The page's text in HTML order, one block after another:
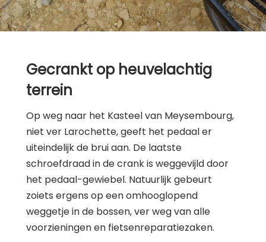
Gecrankt op heuvelachtig
terrein
Op weg naar het Kasteel van Meysembourg,
niet ver Larochette, geeft het pedaal er
uiteindelijk de brui aan. De laatste
schroefdraad in de crank is weggevijld door
het pedaal-gewiebel. Natuurlijk gebeurt
zoiets ergens op een omhooglopend
weggetje in de bossen, ver weg van alle
voorzieningen en fietsenreparatiezaken.